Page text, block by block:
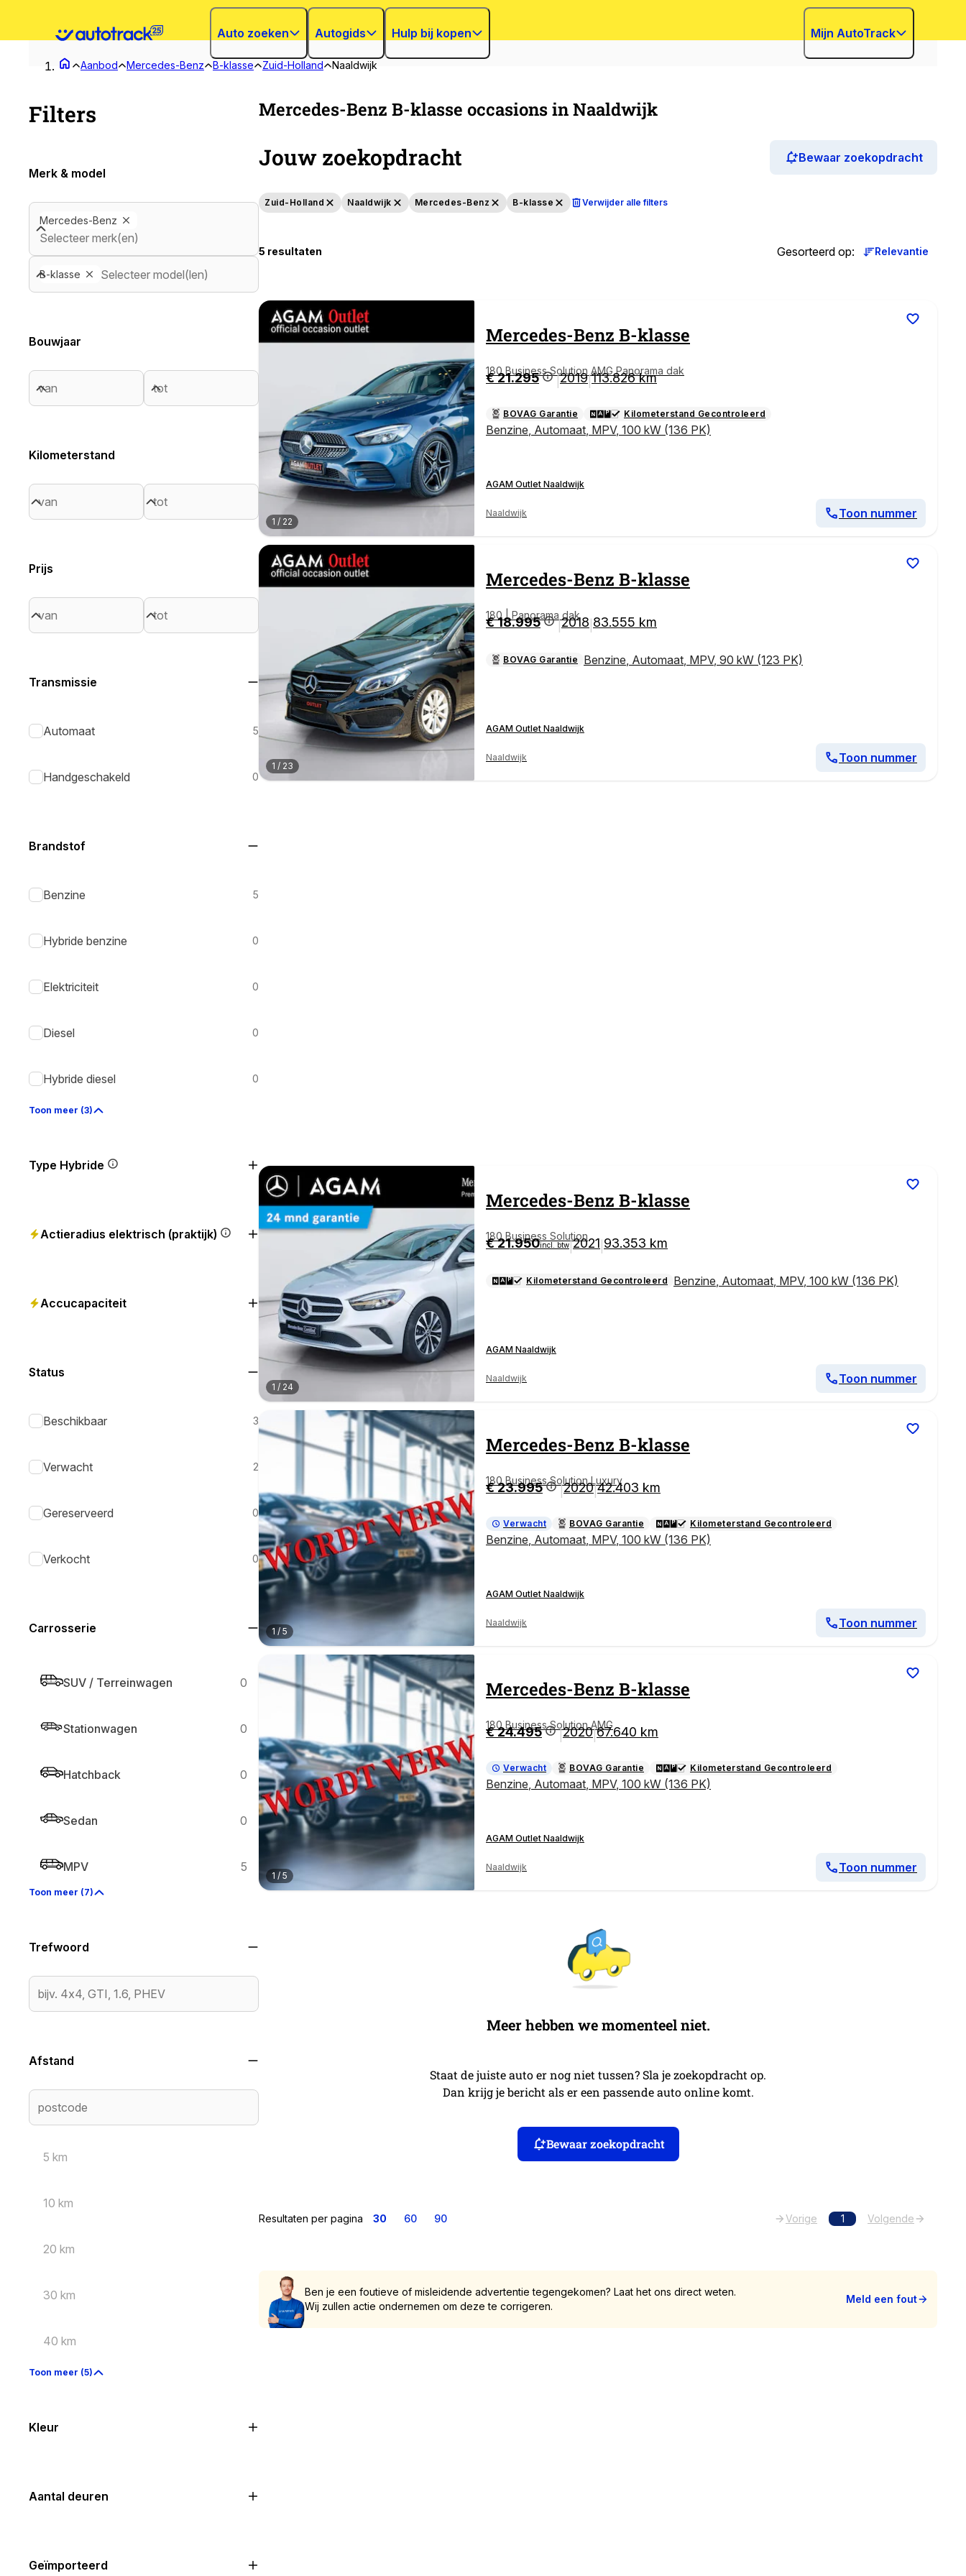
Auto zoeken Autogids Hulp bij kopen Mijn AutoTrack
Aanbod Mercedes-Benz B-klasse Zuid-Holland Naaldwijk
Filters
Merk & model
Mercedes-Benz
Selecteer merk(en)
B-klasse Selecteer model(len)
Bouwjaar
Kilometerstand
Prijs
Transmissie
Automaat 5
Handgeschakeld 0
Brandstof
Benzine 5
Hybride benzine 0
Elektriciteit 0
Diesel 0
Hybride diesel 0
Toon meer (3)
Type Hybride
Actieradius elektrisch (praktijk)
Accucapaciteit
Status
Beschikbaar 3
Verwacht 2
Gereserveerd 0
Verkocht 0
Carrosserie
SUV / Terreinwagen 0
Stationwagen 0
Hatchback 0
Sedan 0
MPV 5
Toon meer (7)
Trefwoord
Afstand
5 km
10 km
20 km
30 km
40 km
Toon meer (5)
Kleur
Aantal deuren
Geïmporteerd
Mercedes-Benz B-klasse occasions in Naaldwijk
Jouw zoekopdracht Bewaar zoekopdracht
Zuid-Holland Naaldwijk Mercedes-Benz B-klasse Verwijder alle filters
5 resultaten Gesorteerd op: Relevantie
1 / 22
Mercedes-Benz B-klasse
180 Business Solution AMG Panorama dak
€ 21.295 |2019|113.826 km
BOVAG Garantie Kilometerstand Gecontroleerd
Benzine Automaat MPV, 100 kW (136 PK)
AGAM Outlet Naaldwijk
Naaldwijk Toon nummer
1 / 23
Mercedes-Benz B-klasse
180 | Panorama dak
€ 18.995 |2018 83.555 km
BOVAG Garantie Benzine Automaat MPV, 90 kW (123 PK)
AGAM Outlet Naaldwijk
Naaldwijk Toon nummer
1 / 24
Mercedes-Benz B-klasse
180 Business Solution
€ 21.950incl. btw|2021 93.353 km
Kilometerstand Gecontroleerd Benzine Automaat MPV, 100 kW (136 PK)
AGAM Naaldwijk
Naaldwijk Toon nummer
1 / 5
Mercedes-Benz B-klasse
180 Business Solution Luxury
€ 23.995 |2020|42.403 km
Verwacht BOVAG Garantie Kilometerstand Gecontroleerd
Benzine Automaat MPV, 100 kW (136 PK)
AGAM Outlet Naaldwijk
Naaldwijk Toon nummer
1 / 5
Mercedes-Benz B-klasse
180 Business Solution AMG
€ 24.495 |2020|67.640 km
Verwacht BOVAG Garantie Kilometerstand Gecontroleerd
Benzine Automaat MPV, 100 kW (136 PK)
AGAM Outlet Naaldwijk
Naaldwijk Toon nummer
Meer hebben we momenteel niet.
Staat de juiste auto er nog niet tussen? Sla je zoekopdracht op.
Dan krijg je bericht als er een passende auto online komt.
Bewaar zoekopdracht
Resultaten per pagina 30 60 90 Vorige 1 Volgende
Ben je een foutieve of misleidende advertentie tegengekomen? Laat het ons direct weten.
Wij zullen actie ondernemen om deze te corrigeren.
Meld een fout